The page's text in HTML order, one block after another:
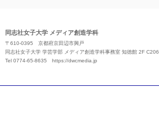
同志社女子大学 メディア創造学科
〒610-0395 京都府京田辺市興戸
同志社女子大学 学芸学部 メディア創造学科事務室 知徳館 2F C206
Tel 0774-65-8635 https://dwcmedia.jp